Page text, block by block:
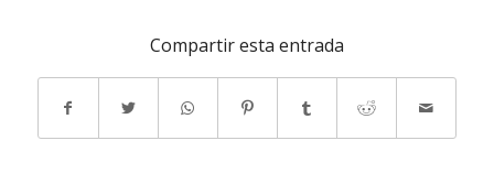
Compartir esta entrada